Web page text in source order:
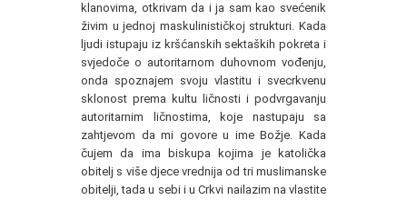
klanovima, otkrivam da i ja sam kao svećenik
živim u jednoj maskulinističkoj strukturi. Kada
ljudi istupaju iz kršćanskih sektaških pokreta i
svjedoče o autoritarnom duhovnom vođenju,
onda spoznajem svoju vlastitu i svecrkvenu
sklonost prema kultu ličnosti i podvrgavanju
autoritarnim ličnostima, koje nastupaju sa
zahtjevom da mi govore u ime Božje. Kada
čujem da ima biskupa kojima je katolička
obitelj s više djece vrednija od tri muslimanske
obitelji, tada u sebi i u Crkvi nailazim na vlastite